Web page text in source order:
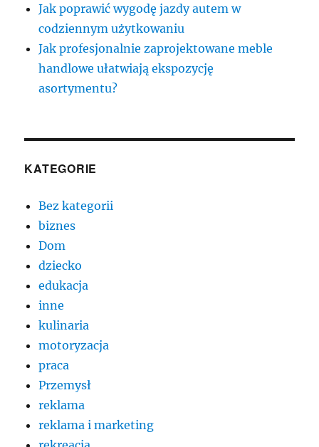
Jak poprawić wygodę jazdy autem w
codziennym użytkowaniu
Jak profesjonalnie zaprojektowane meble
handlowe ułatwiają ekspozycję
asortymentu?
KATEGORIE
Bez kategorii
biznes
Dom
dziecko
edukacja
inne
kulinaria
motoryzacja
praca
Przemysł
reklama
reklama i marketing